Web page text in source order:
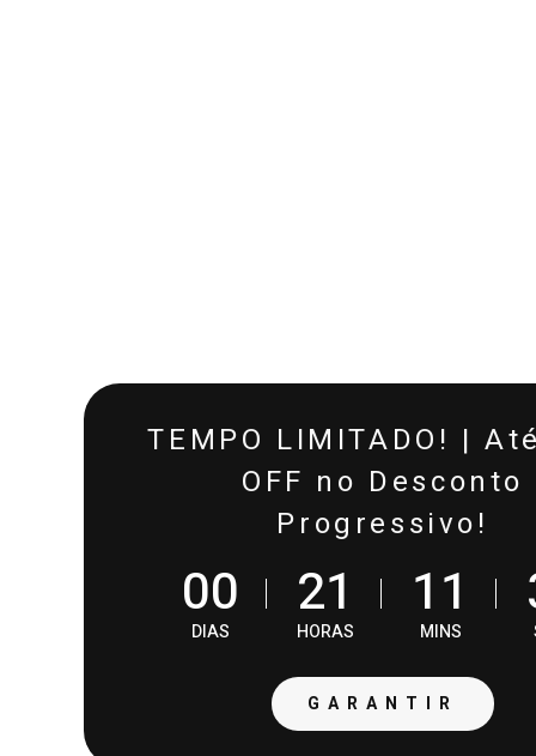
TEMPO LIMITADO! |
OFF no Desconto
Progressivo!
00
DIAS
21
HORAS
11
MINS
GARANTIR